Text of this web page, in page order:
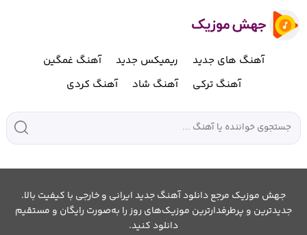
آهنگ های جدید ریمیکس جدید
آهنگ غمگین
آهنگ ترکی
آهنگ شاد آهنگ کردی
جهش موزیک مرجع دانلود آهنگ جدید ایرانی و خارجی با کیفیت بالا.
جدیدترین و پرطرفدارترین موزیک‌های روز را به‌صورت رایگان و مستقیم
دانلود کنید.